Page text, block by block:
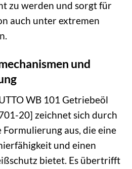
zu werden und sorgt für
auch unter extremen
und
WB 101 Getriebeöl
20] zeichnet sich durch
aus, die eine
und einen
bietet. Es übertrifft